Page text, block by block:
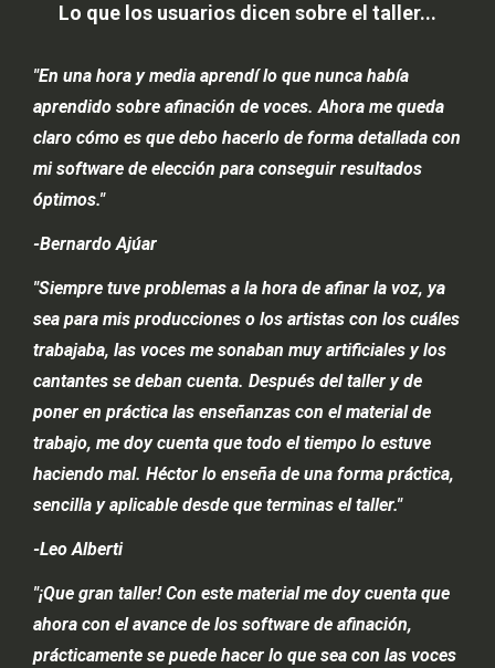
Lo que los usuarios dicen sobre el taller...
"En una hora y media aprendí lo que nunca había
aprendido sobre afinación de voces. Ahora me queda
claro cómo es que debo hacerlo de forma detallada con
mi software de elección para conseguir resultados
óptimos."
-Bernardo Ajúar
"Siempre tuve problemas a la hora de afinar la voz, ya
sea para mis producciones o los artistas con los cuáles
trabajaba, las voces me sonaban muy artificiales y los
cantantes se deban cuenta. Después del taller y de
poner en práctica las enseñanzas con el material de
trabajo, me doy cuenta que todo el tiempo lo estuve
haciendo mal. Héctor lo enseña de una forma práctica,
sencilla y aplicable desde que terminas el taller."
-Leo Alberti
"¡Que gran taller! Con este material me doy cuenta que
ahora con el avance de los software de afinación,
prácticamente se puede hacer lo que sea con las voces